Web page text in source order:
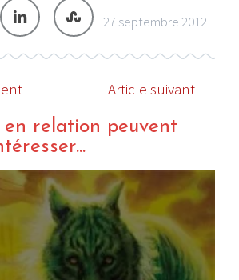
27 septembre 2012
Article suivant
relation peuvent